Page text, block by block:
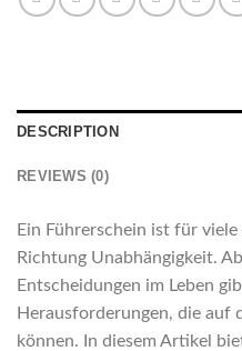
DESCRIPTION
REVIEWS (0)
Ein Führerschein ist für
Richtung Unabhängigkeit.
Entscheidungen im Leben
Herausforderungen, die auf
können. In diesem Artikel